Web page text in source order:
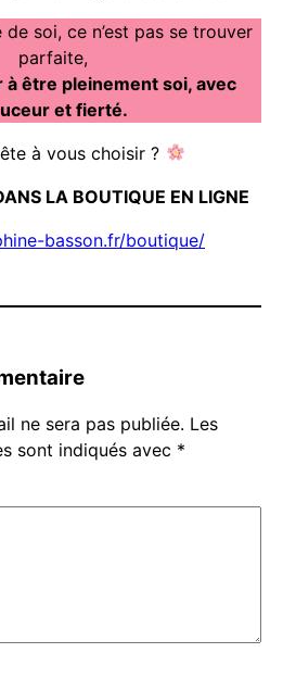
de soi, ce n’est pas se trouver
parfaite,
à être pleinement soi, avec
et fierté.
à vous choisir ?
LA BOUTIQUE EN LIGNE
basson.fr/boutique/
ne sera pas publiée. Les
sont indiqués avec *